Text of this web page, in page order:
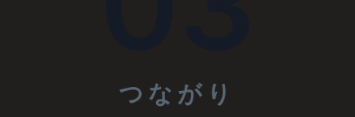
つながり